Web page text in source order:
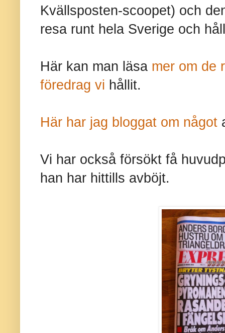
Kvällsposten-scoopet) och
resa runt hela Sverige och
Här kan man läsa mer om de
föredrag vi hållit.
Här har jag bloggat om något
Vi har också försökt få
han har hittills avböjt.